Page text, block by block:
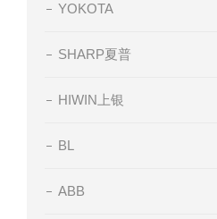
YOKOTA
SHARP夏普
HIWIN上银
BL
ABB